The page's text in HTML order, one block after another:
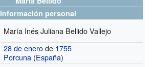
Información personal
María Inés Juliana Bellido Vallejo
28 de enerode 1755
Porcuna (España)